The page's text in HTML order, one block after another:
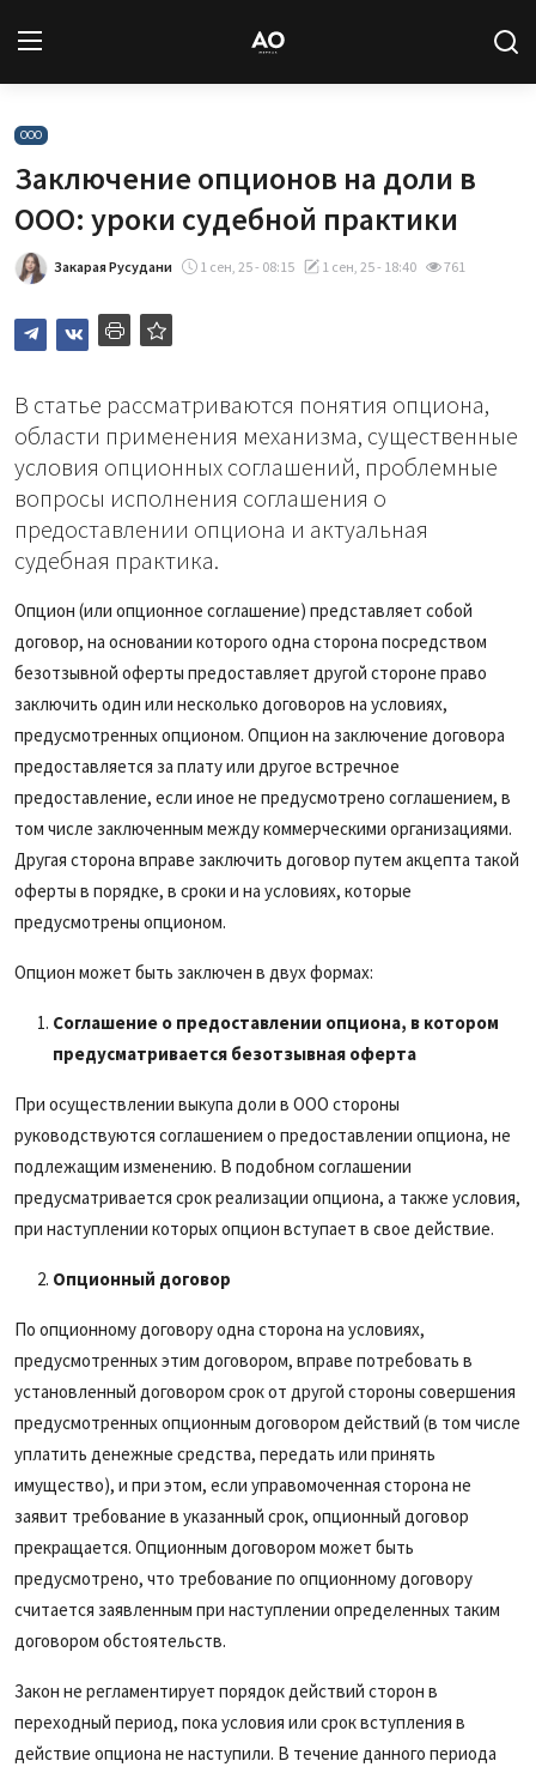
Статьи
Авторы
База знаний
Подписка
ООО
Заключение опционов на доли в
ООО: уроки судебной практики
Закарая Русудани 1 сен, 25 - 08:15 1 сен, 25 - 18:40 761
В статье рассматриваются понятия опциона,
области применения механизма, существенные
условия опционных соглашений, проблемные
вопросы исполнения соглашения о
предоставлении опциона и актуальная
судебная практика.
Опцион (или опционное соглашение) представляет собой
договор, на основании которого одна сторона посредством
безотзывной оферты предоставляет другой стороне право
заключить один или несколько договоров на условиях,
предусмотренных опционом. Опцион на заключение договора
предоставляется за плату или другое встречное
предоставление, если иное не предусмотрено соглашением, в
том числе заключенным между коммерческими организациями.
Другая сторона вправе заключить договор путем акцепта такой
оферты в порядке, в сроки и на условиях, которые
предусмотрены опционом.
Опцион может быть заключен в двух формах:
Соглашение о предоставлении опциона, в котором
предусматривается безотзывная оферта
При осуществлении выкупа доли в ООО стороны
руководствуются соглашением о предоставлении опциона, не
подлежащим изменению. В подобном соглашении
предусматривается срок реализации опциона, а также условия,
при наступлении которых опцион вступает в свое действие.
Опционный договор
По опционному договору одна сторона на условиях,
предусмотренных этим договором, вправе потребовать в
установленный договором срок от другой стороны совершения
предусмотренных опционным договором действий (в том числе
уплатить денежные средства, передать или принять
имущество), и при этом, если управомоченная сторона не
заявит требование в указанный срок, опционный договор
прекращается. Опционным договором может быть
предусмотрено, что требование по опционному договору
считается заявленным при наступлении определенных таким
договором обстоятельств.
Закон не регламентирует порядок действий сторон в
переходный период, пока условия или срок вступления в
действие опциона не наступили. В течение данного периода